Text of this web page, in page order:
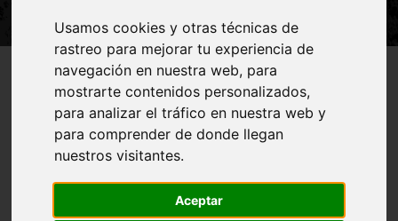
Usamos cookies y otras técnicas de
rastreo para mejorar tu experiencia de
navegación en nuestra web, para
mostrarte contenidos personalizados,
para analizar el tráfico en nuestra web y
para comprender de donde llegan
nuestros visitantes.
Aceptar
Región de Murcia Digital Naturaleza En Clave Ambiental
Malvasía
cabeciblanca (Oxyura